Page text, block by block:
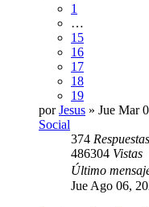
1
…
15
16
17
18
19
porJesus » Jue Mar
Social
374 Respuestas
486304 Vistas
Último
Jue Ago 06,